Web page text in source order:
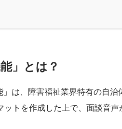
」とは？
」は、障害福祉業界特有の自
トを作成した上で、面談音